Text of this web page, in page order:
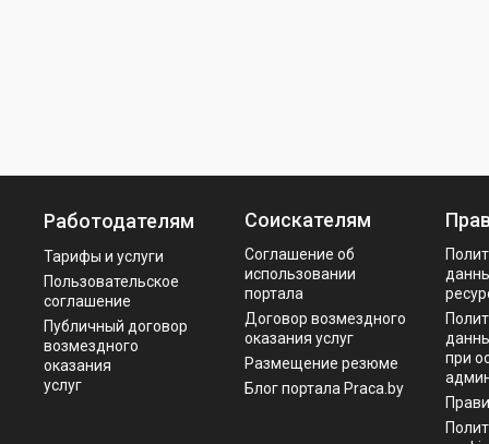
Работодателям
Тарифы и услуги
Пользовательское
соглашение
Публичный договор
возмездного
оказания
услуг
Соискателям
Соглашение об
использовании
портала
Договор возмездного
оказания услуг
Размещение резюме
Блог портала Praca.by
при